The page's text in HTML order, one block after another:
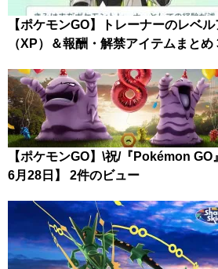
【ポケモンGO】トレーナーのレベ
（XP）＆報酬・解禁アイテムまとめ
【ポケモンGO】\祝/『Pokémon
6月28日】
2件のビュー